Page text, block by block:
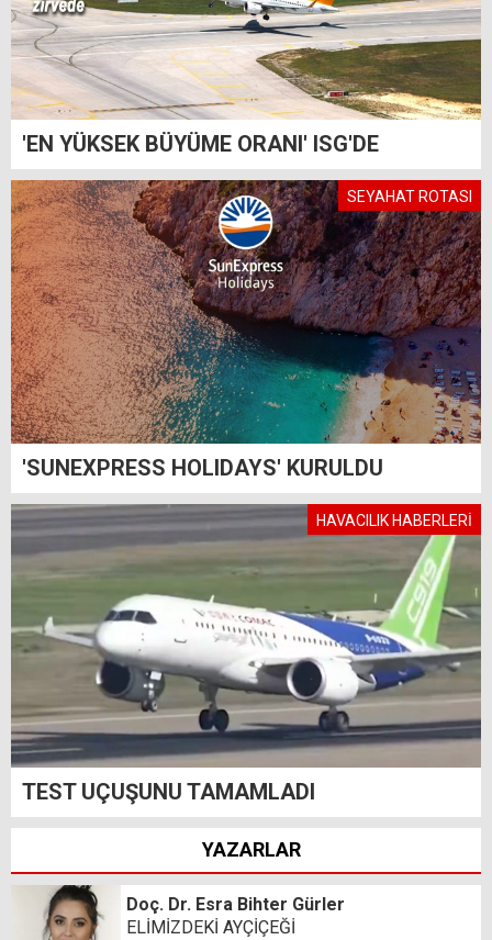
'EN YÜKSEK BÜYÜME ORANI' ISG'DE
SEYAHAT ROTASI
'SUNEXPRESS HOLIDAYS' KURULDU
HAVACILIK HABERLERİ
TEST UÇUŞUNU TAMAMLADI
YAZARLAR
Doç. Dr. Esra Bihter Gürler
ELİMİZDEKİ AYÇİÇEĞİ